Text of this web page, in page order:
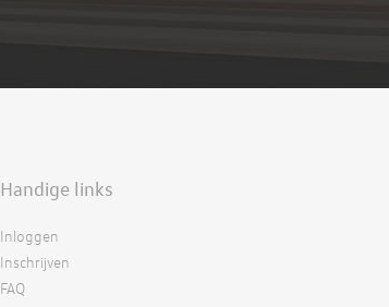
Handige links
Inloggen
Inschrijven
FAQ